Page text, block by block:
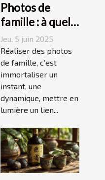
Photos de
famille : à quel
photographe
confier cette
tâche à
Grenoble ?
Jeu. 5 juin 2025
Réaliser des photos
de famille, c’est
immortaliser un
instant, une
dynamique, mettre en
lumière un lien...